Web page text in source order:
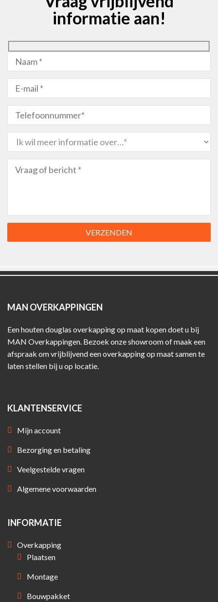
informatie aan!
VERZENDEN
MAN OVERKAPPINGEN
Een houten douglas overkapping op maat kopen doet u bij
MAN Overkappingen. Bezoek onze showroom of maak een
afspraak om vrijblijvend een overkapping op maat samen te
laten stellen bij u op locatie.
KLANTENSERVICE
Mijn account
Bezorging en betaling
Veelgestelde vragen
Algemene voorwaarden
INFORMATIE
Overkapping
Plaatsen
Montage
Bouwpakket